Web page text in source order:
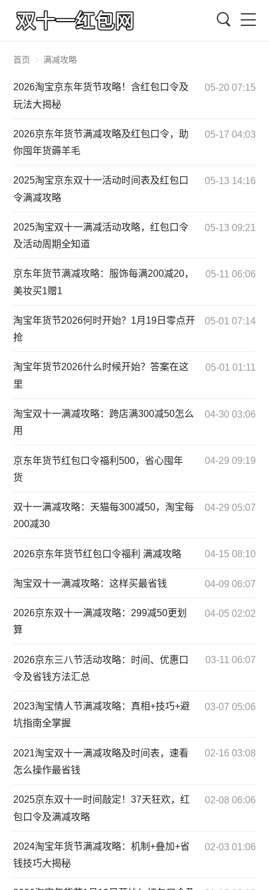
首页 满减攻略
2026淘宝京东年货节攻略！含红包口令及
玩法大揭秘
05-20 07:15
2026京东年货节满减攻略及红包口令，助
你囤年货薅羊毛
05-17 04:03
2025淘宝京东双十一活动时间表及红包口
令满减攻略
05-13 14:16
2025淘宝双十一满减活动攻略，红包口令
及活动周期全知道
05-13 09:21
京东年货节满减攻略：服饰每满200减20，
美妆买1赠1
05-11 06:06
淘宝年货节2026何时开始？1月19日零点开
抢
05-01 07:14
淘宝年货节2026什么时候开始？答案在这
里
05-01 01:11
淘宝双十一满减攻略：跨店满300减50怎么
用
04-30 03:06
京东年货节红包口令福利500，省心囤年
货
04-29 09:19
双十一满减攻略：天猫每300减50，淘宝每
200减30
04-29 05:07
2026京东年货节红包口令福利 满减攻略 04-15 08:10
淘宝双十一满减攻略：这样买最省钱 04-09 06:07
2026京东双十一满减攻略：299减50更划
算
04-05 02:02
2026京东三八节活动攻略：时间、优惠口
令及省钱方法汇总
03-11 06:07
2023淘宝情人节满减攻略：真相+技巧+避
坑指南全掌握
03-07 05:06
2021淘宝双十一满减攻略及时间表，速看
怎么操作最省钱
02-16 03:08
2025京东双十一时间敲定！37天狂欢，红
包口令及满减攻略
02-08 06:06
2024淘宝年货节满减攻略：机制+叠加+省
钱技巧大揭秘
02-03 01:06